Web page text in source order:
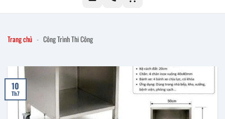
Trang chủ - Công Trình Thi Công
10
Th7